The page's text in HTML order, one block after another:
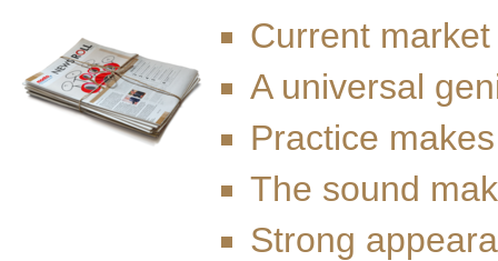
Current
A universal
Practice
The sound
Strong